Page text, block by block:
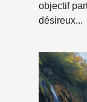
objectif
désireux...